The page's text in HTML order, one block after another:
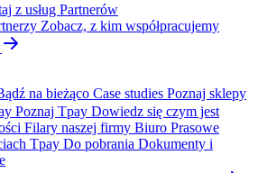
z usług Partnerów
Zobacz, z kim współpracujemy
na bieżąco Case studies Poznaj sklepy
Poznaj Tpay Dowiedz się czym jest
Filary naszej firmy Biuro Prasowe
Tpay Do pobrania Dokumenty i